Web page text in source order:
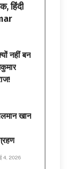
हिंदी
नहीं बन
खान
4, 2026